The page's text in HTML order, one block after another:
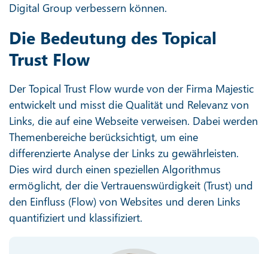
Digital Group verbessern können.
Die Bedeutung des Topical
Trust Flow
Der Topical Trust Flow wurde von der Firma Majestic
entwickelt und misst die Qualität und Relevanz von
Links, die auf eine Webseite verweisen. Dabei werden
Themenbereiche berücksichtigt, um eine
differenzierte Analyse der Links zu gewährleisten.
Dies wird durch einen speziellen Algorithmus
ermöglicht, der die Vertrauenswürdigkeit (Trust) und
den Einfluss (Flow) von Websites und deren Links
quantifiziert und klassifiziert.